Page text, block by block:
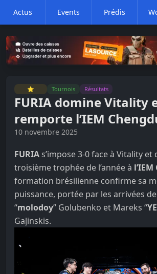
Actus Events Prédis
⭐ Tournois Résultats
FURIA domine Vitality
remporte l’IEM
10 novembre 2025
FURIAs’impose 3-0 face à Vitality et
troisième trophée de l’année à
formation brésilienne confirme sa
puissance, portée par les arrivées
“molodoy” Golubenko et Mareks “
Gaļinskis.